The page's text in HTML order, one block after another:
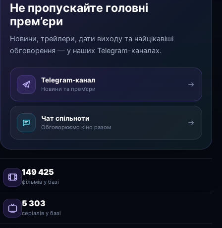
Не пропускайте головні
прем’єри
Новини, трейлери, дати виходу та найцікавіші
обговорення — у наших Telegram-каналах.
Telegram-канал
Новини та прем’єри
Чат спільноти
Обговорюємо кіно разом
149 425
фільмів у базі
5 303
серіалів у базі